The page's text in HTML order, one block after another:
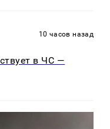
10 часов назад
в ЧС —